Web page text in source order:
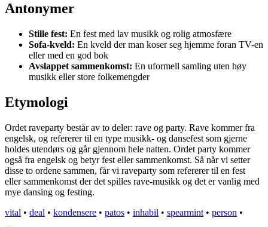
Antonymer
Stille fest: En fest med lav musikk og rolig atmosfære
Sofa-kveld: En kveld der man koser seg hjemme foran TV-en
eller med en god bok
Avslappet sammenkomst: En uformell samling uten høy
musikk eller store folkemengder
Etymologi
Ordet raveparty består av to deler: rave og party. Rave kommer fra
engelsk, og refererer til en type musikk- og dansefest som gjerne
holdes utendørs og går gjennom hele natten. Ordet party kommer
også fra engelsk og betyr fest eller sammenkomst. Så når vi setter
disse to ordene sammen, får vi raveparty som refererer til en fest
eller sammenkomst der det spilles rave-musikk og det er vanlig med
mye dansing og festing.
vital • deal • kondensere • patos • inhabil • spearmint • person •